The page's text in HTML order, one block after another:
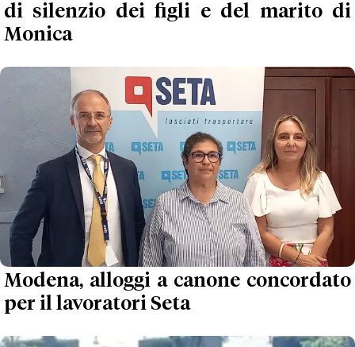
di silenzio dei figli e del marito di
Monica
Modena, alloggi a canone concordato
per il lavoratori Seta